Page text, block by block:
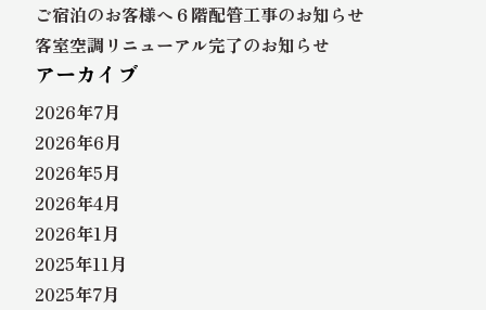
ご宿泊のお客様へ６階配管工事のお知らせ
客室空調リニューアル完了のお知らせ
アーカイブ
2026年7月
2026年6月
2026年5月
2026年4月
2026年1月
2025年11月
2025年7月